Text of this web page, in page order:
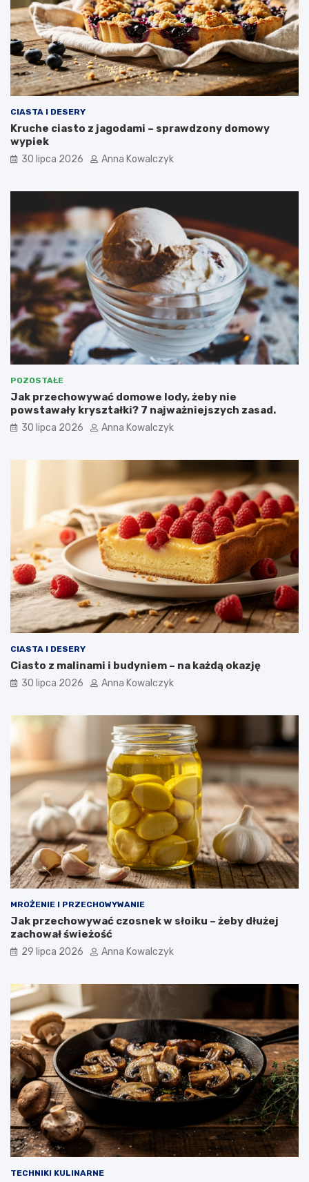
CIASTA I DESERY
Kruche ciasto z jagodami – sprawdzony domowy
wypiek
30 lipca 2026 Anna Kowalczyk
POZOSTAŁE
Jak przechowywać domowe lody, żeby nie
powstawały kryształki? 7 najważniejszych zasad.
30 lipca 2026 Anna Kowalczyk
CIASTA I DESERY
Ciasto z malinami i budyniem – na każdą okazję
30 lipca 2026 Anna Kowalczyk
MROŻENIE I PRZECHOWYWANIE
Jak przechowywać czosnek w słoiku – żeby dłużej
zachował świeżość
29 lipca 2026 Anna Kowalczyk
TECHNIKI KULINARNE